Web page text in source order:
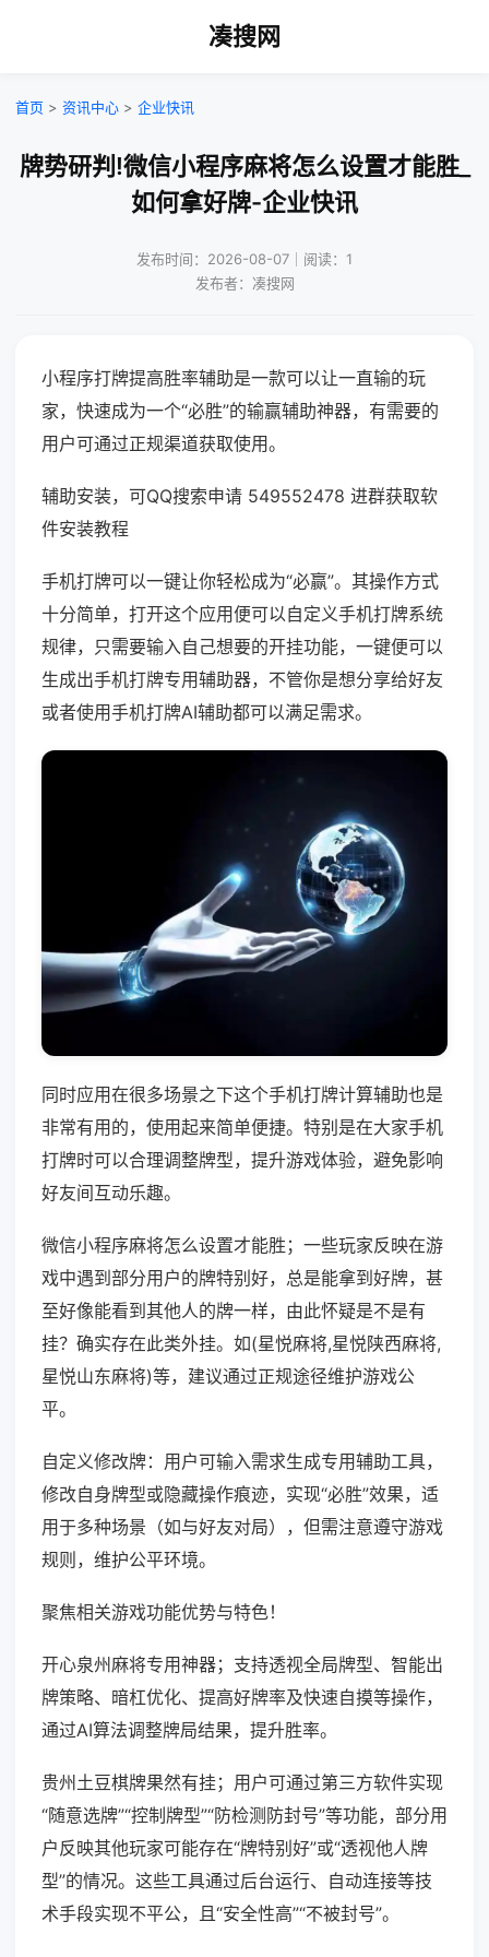
凑搜网
首页 > 资讯中心 > 企业快讯
牌势研判!微信小程序麻将怎么设置才能胜_
如何拿好牌-企业快讯
发布时间：2026-08-07｜阅读：1
发布者：凑搜网
小程序打牌提高胜率辅助是一款可以让一直输的玩
家，快速成为一个“必胜”的输赢辅助神器，有需要的
用户可通过正规渠道获取使用。
辅助安装，可QQ搜索申请 549552478 进群获取软
件安装教程
手机打牌可以一键让你轻松成为“必赢”。其操作方式
十分简单，打开这个应用便可以自定义手机打牌系统
规律，只需要输入自己想要的开挂功能，一键便可以
生成出手机打牌专用辅助器，不管你是想分享给好友
或者使用手机打牌AI辅助都可以满足需求。
同时应用在很多场景之下这个手机打牌计算辅助也是
非常有用的，使用起来简单便捷。特别是在大家手机
打牌时可以合理调整牌型，提升游戏体验，避免影响
好友间互动乐趣。
微信小程序麻将怎么设置才能胜；一些玩家反映在游
戏中遇到部分用户的牌特别好，总是能拿到好牌，甚
至好像能看到其他人的牌一样，由此怀疑是不是有
挂？确实存在此类外挂。如(星悦麻将,星悦陕西麻将,
星悦山东麻将)等，建议通过正规途径维护游戏公
平。
自定义修改牌：用户可输入需求生成专用辅助工具，
修改自身牌型或隐藏操作痕迹，实现“必胜”效果，适
用于多种场景（如与好友对局），但需注意遵守游戏
规则，维护公平环境。
聚焦相关游戏功能优势与特色！
开心泉州麻将专用神器；支持透视全局牌型、智能出
牌策略、暗杠优化、提高好牌率及快速自摸等操作，
通过AI算法调整牌局结果，提升胜率。
贵州土豆棋牌果然有挂；用户可通过第三方软件实现
“随意选牌”“控制牌型”“防检测防封号”等功能，部分用
户反映其他玩家可能存在“牌特别好”或“透视他人牌
型”的情况。这些工具通过后台运行、自动连接等技
术手段实现不平公，且“安全性高”“不被封号”。